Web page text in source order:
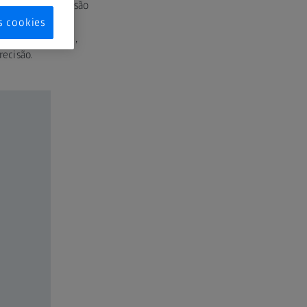
de carga são
e no setor
e, assim,
cookies